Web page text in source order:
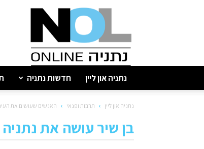
נתניה
נתניה און ליין חדשות נתניה
נתניה און ליין תרבות ופנאי האנשים שעושים את
בן שיר עושה את נתניה